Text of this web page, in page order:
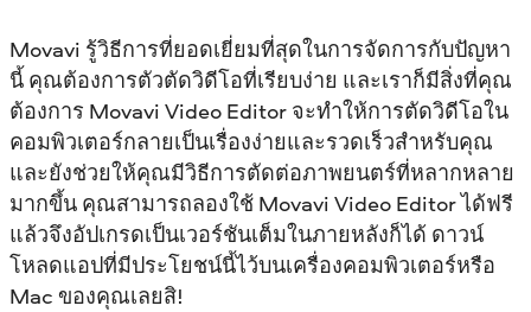
Movavi รู้วิธีการที่ยอดเยี่ยมที่สุดในการจัดการกับปัญหา
นี้ คุณต้องการตัวตัดวิดีโอที่เรียบง่าย และเราก็มีสิ่งที่คุณ
ต้องการ Movavi Video Editor จะทำให้การตัดวิดีโอใน
คอมพิวเตอร์กลายเป็นเรื่องง่ายและรวดเร็วสำหรับคุณ
และยังช่วยให้คุณมีวิธีการตัดต่อภาพยนตร์ที่หลากหลาย
มากขึ้น คุณสามารถลองใช้ Movavi Video Editor ได้ฟรี
แล้วจึงอัปเกรดเป็นเวอร์ชันเต็มในภายหลังก็ได้ ดาวน์
โหลดแอปที่มีประโยชน์นี้ไว้บนเครื่องคอมพิวเตอร์หรือ
Mac ของคุณเลยสิ!